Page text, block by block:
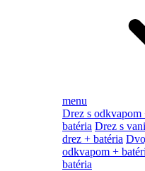
menu
Drez s odkvapom
batéria Drez s
drez + batéria
odkvapom +
batéria